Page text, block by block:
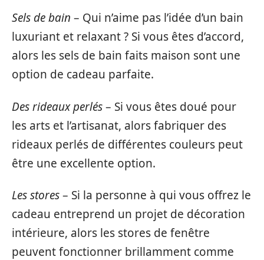
Sels de bain – Qui n’aime pas l’idée d’un bain
luxuriant et relaxant ? Si vous êtes d’accord,
alors les sels de bain faits maison sont une
option de cadeau parfaite.
Des rideaux perlés– Si vous êtes doué pour
les arts et l’artisanat, alors fabriquer des
rideaux perlés de différentes couleurs peut
être une excellente option.
Les stores– Si la personne à qui vous offrez le
cadeau entreprend un projet de décoration
intérieure, alors les stores de fenêtre
peuvent fonctionner brillamment comme